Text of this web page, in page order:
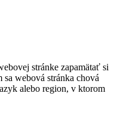
stránke zapamätať si
webová stránka chová
alebo region, v ktorom